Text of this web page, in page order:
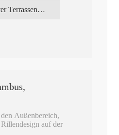
mit
für
wird verwendet, mit
wasserdichter Terrassenbelag
Außenbereich,
auf der